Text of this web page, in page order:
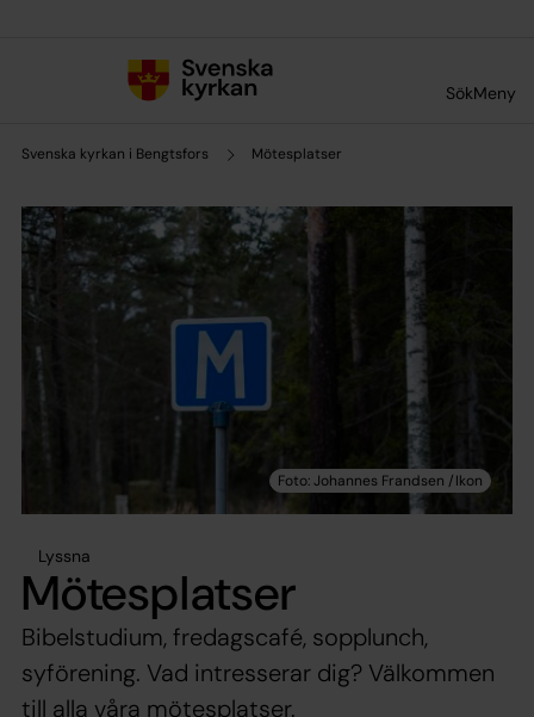
SökMeny
Svenska kyrkan i Bengtsfors Mötesplatser
Lyssna
Mötesplatser
Bibelstudium, fredagscafé, sopplunch,
syförening. Vad intresserar dig? Välkommen
till alla våra mötesplatser.